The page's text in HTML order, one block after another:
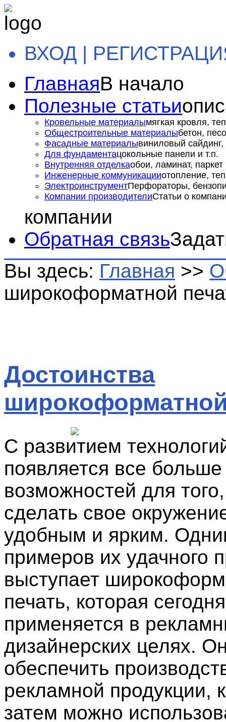
ВХОД |
ГлавнаяВ начало
Полезные статьи
Кровельные материалымягкая кровля,
Общестроительные материалыбетон,
Фасадные материалывиниловый сайдинг,
Для фундаментацокольные панели и т.п.
Внутренняя отделкаобои, ламинат, паркет
Инженерные коммуникацииотопление,
ЭлектроинструментПерфораторы,
Компании производителиСтатьи о
компании
Обратная связь
Вы здесь: Главная >>
широкоформатной
Достоинства
С развитием
появляется все больше
возможностей для
сделать свое
удобным и ярким.
примеров их удачного
выступает
печать, которая
применяется в
дизайнерских целях.
обеспечить
рекламной продукции,
затем можно